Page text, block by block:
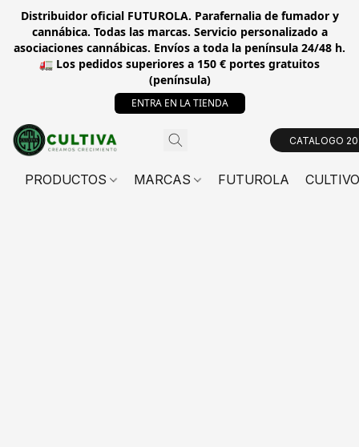
Distribuidor oficial FUTUROLA. Parafernalia de fumador y
cannábica. Todas las marcas. Servicio personalizado a
asociaciones cannábicas. Envíos a toda la península 24/48 h.
🚛 Los pedidos superiores a 150 € portes gratuitos
(península)
ENTRA EN LA TIENDA
CATALOGO
PRODUCTOS MARCAS FUTUROLA